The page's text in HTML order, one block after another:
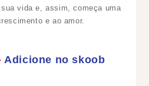
vida e, assim, começa uma
e ao amor.
Adicione no skoob